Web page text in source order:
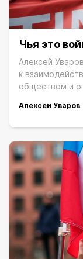
Чья это
Алексей
к
обществом и
Алексей Уваров